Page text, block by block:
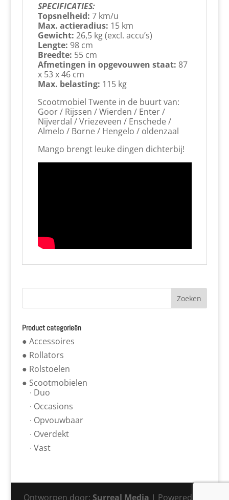
SPECIFICATIES:
Topsnelheid: 7 km/u
Max. actieradius: 15 km
Gewicht: 26,5 kg (excl. accu’s)
Lengte: 98 cm
Breedte: 55 cm
Afmetingen in opgevouwen staat: 87
x 53 x 46 cm
Max. belasting: 115 kg
Scootmobiel Twente in de buurt van:
Goor / Rijssen / Wierden / Enter /
Nijverdal / Vriezeveen / Enschede /
Almelo / Borne / Hengelo / oldenzaal
Mango brengt leuke dingen dichterbij!
Product categorieën
● Accessoires
● Rollators
● Rolstoelen
● Scootmobielen
∙ Duo
∙ Occasions
∙ Opvouwbaar
∙ Overdekt
∙ Vast
Ontworpen door: Surreal Media | Powered by: